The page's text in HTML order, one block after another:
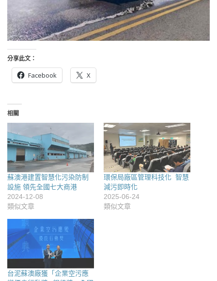
分享此文：
Facebook X
相關
蘇澳港建置智慧化污染防制
設施 領先全國七大商港
2024-12-08
類似文章
環保局廠區管理科技化 智慧
減污即時化
2025-06-24
類似文章
台泥蘇澳廠獲「企業空污應